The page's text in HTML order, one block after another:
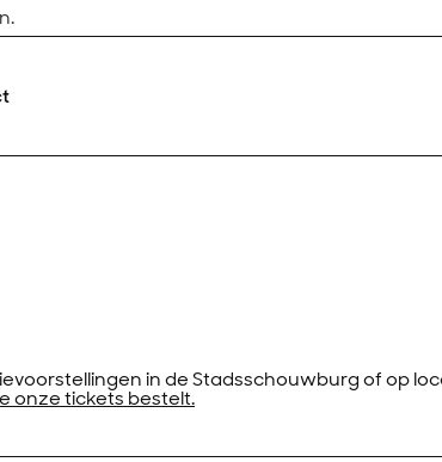
in de Stadsschouwburg of op
onze tickets bestelt.